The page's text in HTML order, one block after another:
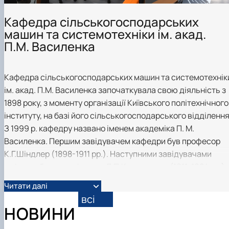
Карлаш Олександр Петрович
Гаркуша Наталія Миколаївна
Кіру Валентина Василівна
Ямков Олександр Володимирович
Білоконь Ольга Борисівна
Кафедра сільськогосподарських
машин та системотехніки ім. акад.
П.М. Василенка
Кафедра сільськогосподарських машин та
ім. акад. П.М. Василенка започаткувала свою діяльність з
1898 року, з моменту організації Київського політехнічного
інституту, на базі його сільськогосподарського
З 1999 р. кафедру названо іменем академіка П. М.
Василенка. Першим завідувачем кафедри був професор
К.Г.Шіндлер (1898-1911 рр.). Наступними завідувачами
П.Ф.Вовк (1924-1928 рр.), академік АН УРСР, професор
А.О.Василенко (1928-1930 рр.), академік ВАСГНІЛ,
професор О.М.Карпенко (1930-1935 рр.), академік
і УААН, член-кореспондент АН УРСР, професор П.М.
Читати далі
НОВИНИ
всі